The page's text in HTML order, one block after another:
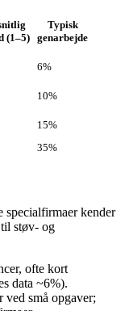
(1–5)
Typisk
genarbejde
6%
10%
15%
35%
specialfirmaer kender
støv- og
ofte kort
data ~6%).
små opgaver;